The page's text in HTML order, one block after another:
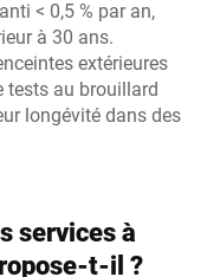
< 0,5 % par an,
à 30 ans.
extérieures
tests au brouillard
longévité dans des
services à
t-il ?